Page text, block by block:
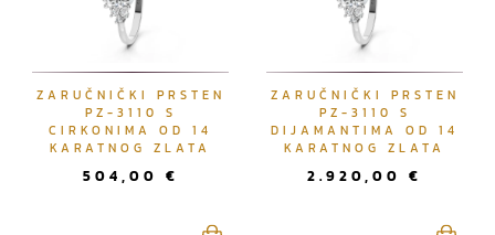
ZARUČNIČKI PRSTEN
PZ-3110 S
CIRKONIMA OD 14
KARATNOG ZLATA
504,00 €
ZARUČNIČKI PRSTEN
PZ-3110 S
DIJAMANTIMA OD 14
KARATNOG ZLATA
2.920,00 €